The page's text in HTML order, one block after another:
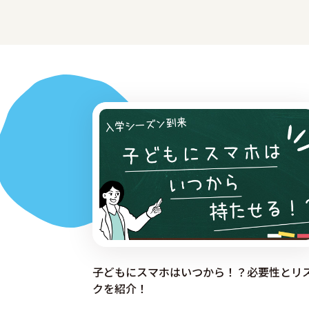
子どもにスマホはいつから！？必要性とリ
クを紹介！